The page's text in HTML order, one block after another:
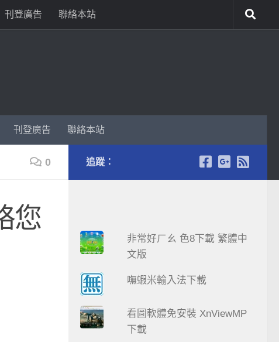
刊登廣告 聯絡本站
刊登廣告 聯絡本站
0
您
追蹤：
非常好ㄏㄠ 色8下載 繁體中
文版
嘸蝦米輸入法下載
看圖軟體免安裝 XnViewMP
下載